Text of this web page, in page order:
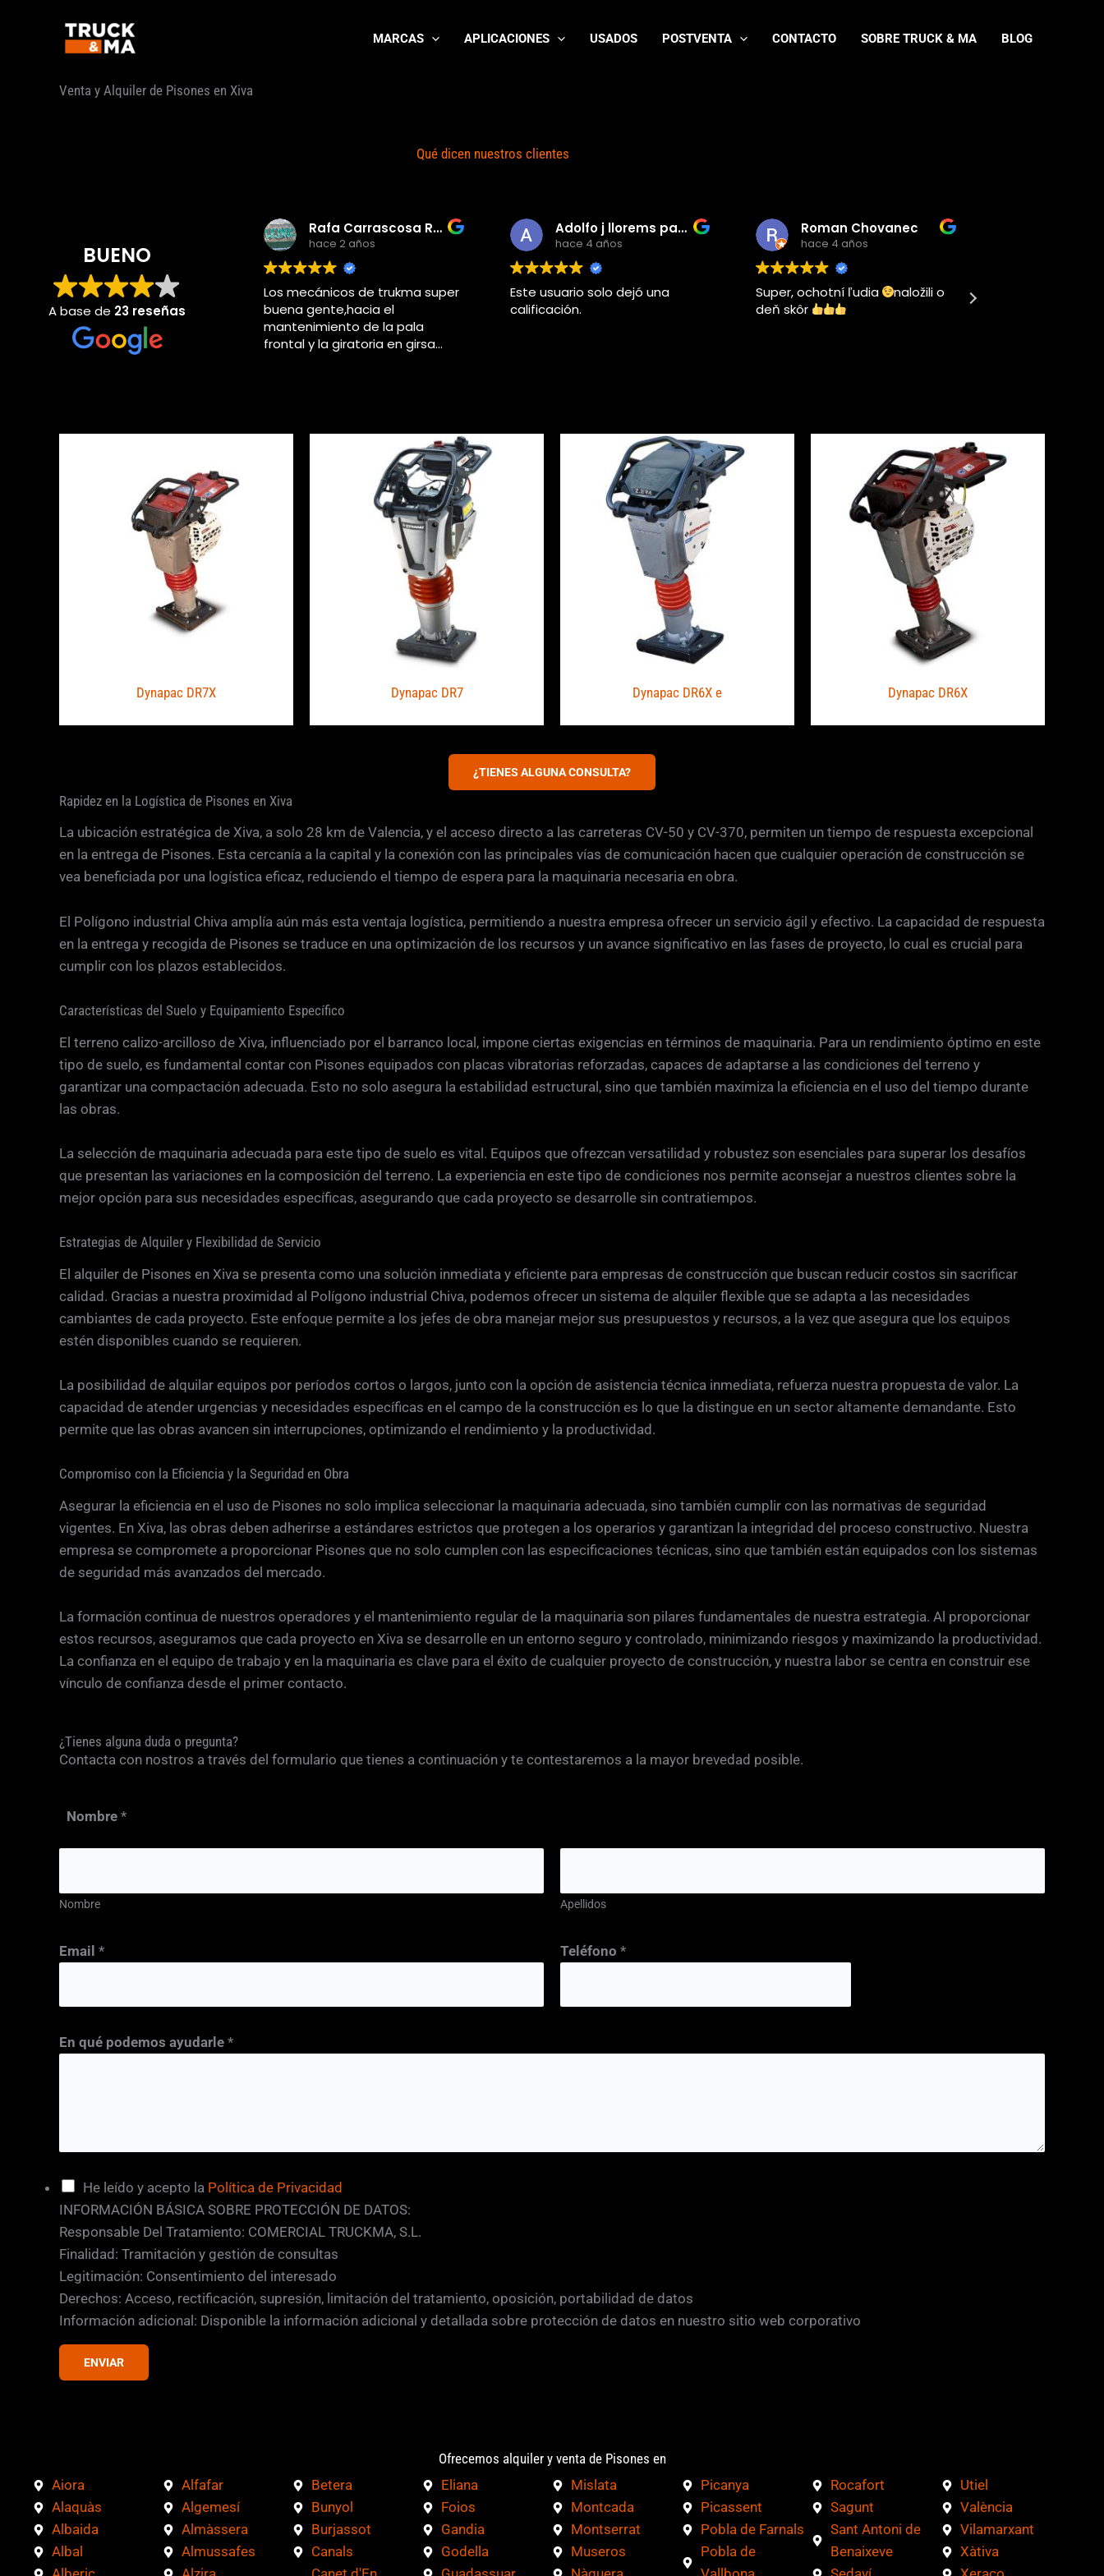
MARCAS APLICACIONES USADOS POSTVENTA CONTACTO SOBRE TRUCK & MA BLOG
Venta y Alquiler de Pisones en Xiva
Qué dicen nuestros clientes
BUENO
A base de 23 reseñas
Rafa Carrascosa Rodriguez
hace 2 años
Los mecánicos de trukma super
buena gente,hacia el
mantenimiento de la pala
frontal y la giratoria en girsa
Adolfo j llorems pastor
hace 4 años
Este usuario solo dejó una
calificación.
Roman Chovanec
hace 4 años
Super, ochotní ľudia
naložili o
deň skôr
Dynapac DR7X Dynapac DR7 Dynapac DR6X e Dynapac DR6X
¿TIENES ALGUNA CONSULTA?
Rapidez en la Logística de Pisones en Xiva
La ubicación estratégica de Xiva, a solo 28 km de Valencia, y el acceso directo a las carreteras CV-50 y CV-370, permiten un tiempo de respuesta excepcional
en la entrega de Pisones. Esta cercanía a la capital y la conexión con las principales vías de comunicación hacen que cualquier operación de construcción se
vea beneficiada por una logística eficaz, reduciendo el tiempo de espera para la maquinaria necesaria en obra.
El Polígono industrial Chiva amplía aún más esta ventaja logística, permitiendo a nuestra empresa ofrecer un servicio ágil y efectivo. La capacidad de respuesta
en la entrega y recogida de Pisones se traduce en una optimización de los recursos y un avance significativo en las fases de proyecto, lo cual es crucial para
cumplir con los plazos establecidos.
Características del Suelo y Equipamiento Específico
El terreno calizo-arcilloso de Xiva, influenciado por el barranco local, impone ciertas exigencias en términos de maquinaria. Para un rendimiento óptimo en este
tipo de suelo, es fundamental contar con Pisones equipados con placas vibratorias reforzadas, capaces de adaptarse a las condiciones del terreno y
garantizar una compactación adecuada. Esto no solo asegura la estabilidad estructural, sino que también maximiza la eficiencia en el uso del tiempo durante
las obras.
La selección de maquinaria adecuada para este tipo de suelo es vital. Equipos que ofrezcan versatilidad y robustez son esenciales para superar los desafíos
que presentan las variaciones en la composición del terreno. La experiencia en este tipo de condiciones nos permite aconsejar a nuestros clientes sobre la
mejor opción para sus necesidades específicas, asegurando que cada proyecto se desarrolle sin contratiempos.
Estrategias de Alquiler y Flexibilidad de Servicio
El alquiler de Pisones en Xiva se presenta como una solución inmediata y eficiente para empresas de construcción que buscan reducir costos sin sacrificar
calidad. Gracias a nuestra proximidad al Polígono industrial Chiva, podemos ofrecer un sistema de alquiler flexible que se adapta a las necesidades
cambiantes de cada proyecto. Este enfoque permite a los jefes de obra manejar mejor sus presupuestos y recursos, a la vez que asegura que los equipos
estén disponibles cuando se requieren.
La posibilidad de alquilar equipos por períodos cortos o largos, junto con la opción de asistencia técnica inmediata, refuerza nuestra propuesta de valor. La
capacidad de atender urgencias y necesidades específicas en el campo de la construcción es lo que la distingue en un sector altamente demandante. Esto
permite que las obras avancen sin interrupciones, optimizando el rendimiento y la productividad.
Compromiso con la Eficiencia y la Seguridad en Obra
Asegurar la eficiencia en el uso de Pisones no solo implica seleccionar la maquinaria adecuada, sino también cumplir con las normativas de seguridad
vigentes. En Xiva, las obras deben adherirse a estándares estrictos que protegen a los operarios y garantizan la integridad del proceso constructivo. Nuestra
empresa se compromete a proporcionar Pisones que no solo cumplen con las especificaciones técnicas, sino que también están equipados con los sistemas
de seguridad más avanzados del mercado.
La formación continua de nuestros operadores y el mantenimiento regular de la maquinaria son pilares fundamentales de nuestra estrategia. Al proporcionar
estos recursos, aseguramos que cada proyecto en Xiva se desarrolle en un entorno seguro y controlado, minimizando riesgos y maximizando la productividad.
La confianza en el equipo de trabajo y en la maquinaria es clave para el éxito de cualquier proyecto de construcción, y nuestra labor se centra en construir ese
vínculo de confianza desde el primer contacto.
¿Tienes alguna duda o pregunta?
Contacta con nostros a través del formulario que tienes a continuación y te contestaremos a la mayor brevedad posible.
Nombre *
Nombre Apellidos
Email * Teléfono *
En qué podemos ayudarle *
d
e
*
E
n
C
a
s
i
l
l
a
s
i
c
a
He leído y acepto la Política de Privacidad
INFORMACIÓN BÁSICA SOBRE PROTECCIÓN DE DATOS:
Responsable Del Tratamiento: COMERCIAL TRUCKMA, S.L.
Finalidad: Tramitación y gestión de consultas
Legitimación: Consentimiento del interesado
Derechos: Acceso, rectificación, supresión, limitación del tratamiento, oposición, portabilidad de datos
Información adicional: Disponible la información adicional y detallada sobre protección de datos en nuestro sitio web corporativo
ENVIAR
Ofrecemos alquiler y venta de Pisones en
Aiora
Alaquàs
Albaida
Albal
Alfafar
Algemesí
Almàssera
Almussafes
Betera
Bunyol
Burjassot
Canals
Eliana
Foios
Gandia
Godella
Mislata
Montcada
Montserrat
Museros
Picanya
Picassent
Pobla de Farnals
Pobla de
Rocafort
Sagunt
Sant Antoni de
Benaixeve
Utiel
València
Vilamarxant
Xàtiva